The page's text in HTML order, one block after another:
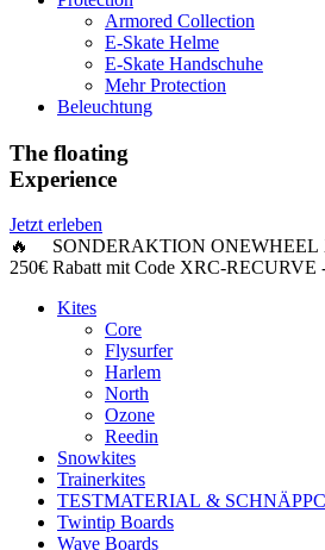
Armored Collection
E-Skate Helme
E-Skate Handschuhe
Mehr Protection
Beleuchtung
The floating
Experience
Jetzt erleben
🔥 SONDERAKTION ONEWHEEL
250€ Rabattmit Code XRC-RECURVE
Kites
Core
Flysurfer
Harlem
North
Ozone
Reedin
Snowkites
Trainerkites
TESTMATERIAL &
Twintip Boards
Wave Boards